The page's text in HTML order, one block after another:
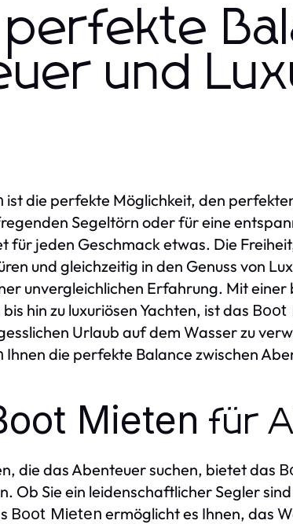
und
ist die perfekte Möglichkeit, den
Segeltörn oder für eine
für jeden Geschmack etwas. Die
und gleichzeitig in den Genuss von
unvergleichlichen Erfahrung. Mit
hin zu luxuriösen Yachten, ist das Boot
Urlaub auf dem Wasser zu
Ihnen die perfekte Balance zwischen
Mieten für
die das Abenteuer suchen, bietet das
Ob Sie ein leidenschaftlicher Segler
Boot Mieten ermöglicht es Ihnen, das